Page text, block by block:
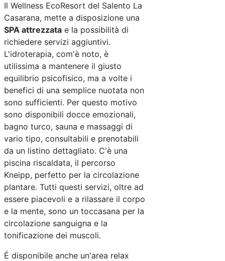
Il Wellness EcoResort del Salento La
Casarana, mette a disposizione una
SPA attrezzata e la possibilità di
richiedere servizi aggiuntivi.
L'idroterapia, com'è noto, è
utilissima a mantenere il giusto
equilibrio psicofisico, ma a volte i
benefici di una semplice nuotata non
sono sufficienti. Per questo motivo
sono disponibili docce emozionali,
bagno turco, sauna e massaggi di
vario tipo, consultabili e prenotabili
da un listino dettagliato. C'è una
piscina riscaldata, il percorso
Kneipp, perfetto per la circolazione
plantare. Tutti questi servizi, oltre ad
essere piacevoli e a rilassare il corpo
e la mente, sono un toccasana per la
circolazione sanguigna e la
tonificazione dei muscoli.
É disponibile anche un'area relax